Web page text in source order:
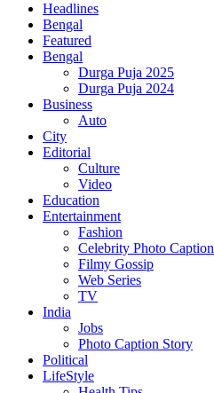
Headlines
Bengal
Featured
Bengal
Durga Puja 2025
Durga Puja 2024
Business
Auto
City
Editorial
Culture
Video
Education
Entertainment
Fashion
Celebrity Photo Caption
Filmy Gossip
Web Series
TV
India
Jobs
Photo Caption Story
Political
LifeStyle